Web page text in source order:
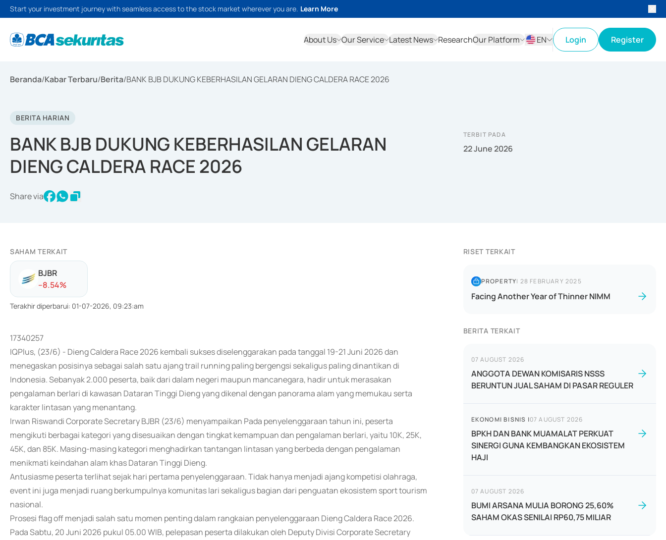
Start your investment journey with seamless access to the stock market wherever you are. Learn More
About Us Our Service Latest News ResearchOur Platform
EN
Login Register
Beranda/Kabar Terbaru/Berita/BANK BJB DUKUNG KEBERHASILAN GELARAN DIENG CALDERA RACE 2026
BERITA HARIAN
BANK BJB DUKUNG KEBERHASILAN GELARAN
DIENG CALDERA RACE 2026
Share via
TERBIT PADA
22 June 2026
SAHAM TERKAIT
BJBR
--8.54%
Terakhir diperbarui: 01-07-2026, 09:23:am
17340257
IQPlus, (23/6) - Dieng Caldera Race 2026 kembali sukses diselenggarakan pada tanggal 19-21 Juni 2026 dan
menegaskan posisinya sebagai salah satu ajang trail running paling bergengsi sekaligus paling dinantikan di
Indonesia. Sebanyak 2.000 peserta, baik dari dalam negeri maupun mancanegara, hadir untuk merasakan
pengalaman berlari di kawasan Dataran Tinggi Dieng yang dikenal dengan panorama alam yang memukau serta
karakter lintasan yang menantang.
Irwan Riswandi Corporate Secretary BJBR (23/6) menyampaikan Pada penyelenggaraan tahun ini, peserta
mengikuti berbagai kategori yang disesuaikan dengan tingkat kemampuan dan pengalaman berlari, yaitu 10K, 25K,
45K, dan 85K. Masing-masing kategori menghadirkan tantangan lintasan yang berbeda dengan pengalaman
menikmati keindahan alam khas Dataran Tinggi Dieng.
Antusiasme peserta terlihat sejak hari pertama penyelenggaraan. Tidak hanya menjadi ajang kompetisi olahraga,
event ini juga menjadi ruang berkumpulnya komunitas lari sekaligus bagian dari penguatan ekosistem sport tourism
nasional.
Prosesi flag off menjadi salah satu momen penting dalam rangkaian penyelenggaraan Dieng Caldera Race 2026.
Pada Sabtu, 20 Juni 2026 pukul 05.00 WIB, pelepasan peserta dilakukan oleh Deputy Divisi Corporate Secretary
RISET TERKAIT
PROPERTY| 28 FEBRUARY 2025
Facing Another Year of Thinner NIMM
BERITA TERKAIT
07 AUGUST 2026
ANGGOTA DEWAN KOMISARIS NSSS
BERUNTUN JUAL SAHAM DI PASAR REGULER
EKONOMI BISNIS |07 AUGUST 2026
BPKH DAN BANK MUAMALAT PERKUAT
SINERGI GUNA KEMBANGKAN EKOSISTEM
HAJI
07 AUGUST 2026
BUMI ARSANA MULIA BORONG 25,60%
SAHAM OKAS SENILAI RP60,75 MILIAR